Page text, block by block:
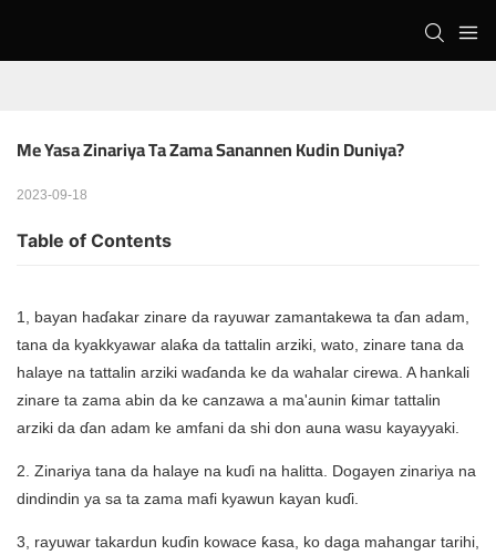
Me Yasa Zinariya Ta Zama Sanannen Kudin Duniya?
2023-09-18
Table of Contents
1, bayan haɗakar zinare da rayuwar zamantakewa ta ɗan adam,
tana da kyakkyawar alaƙa da tattalin arziki, wato, zinare tana da
halaye na tattalin arziki waɗanda ke da wahalar cirewa. A hankali
zinare ta zama abin da ke canzawa a ma'aunin ƙimar tattalin
arziki da ɗan adam ke amfani da shi don auna wasu kayayyaki.
2. Zinariya tana da halaye na kuɗi na halitta. Dogayen zinariya na
dindindin ya sa ta zama mafi kyawun kayan kuɗi.
3, rayuwar takardun kuɗin kowace ƙasa, ko daga mahangar tarihi,